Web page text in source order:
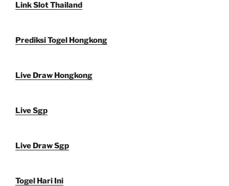
Link Slot Thailand
Prediksi Togel Hongkong
Live Draw Hongkong
Live Sgp
Live Draw Sgp
Togel Hari Ini